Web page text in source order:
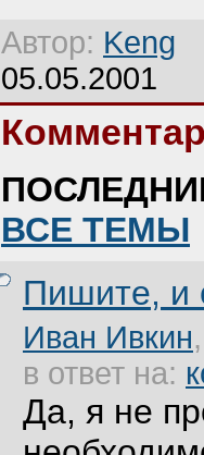
Автор: Keng
05.05.2001
ВСЕ ТЕМЫ
Пишите, и
Иван Ивкин
в ответ на:
Да, я не